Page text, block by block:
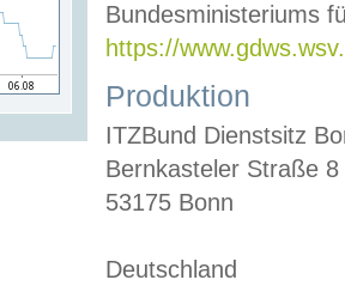
Bundesministeriums
https://
Produktion
ITZBund Dienstsitz
Bernkasteler Straße 8
53175 Bonn
Deutschland